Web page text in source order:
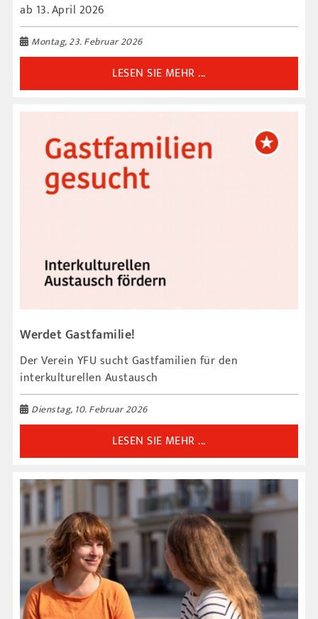
ab 13. April 2026
Montag, 23. Februar 2026
LESEN SIE MEHR ...
Werdet Gastfamilie!
Der Verein YFU sucht Gastfamilien für den
interkulturellen Austausch
Dienstag, 10. Februar 2026
LESEN SIE MEHR ...